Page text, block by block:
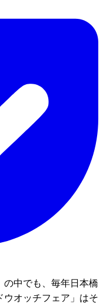
中でも、毎年日本橋
ウオッチフェア」はそ